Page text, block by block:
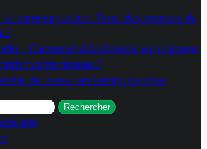
communication : l’une des sources du
– Comment développer votre image
votre réseau ?
de travail en temps de crise
Rechercher